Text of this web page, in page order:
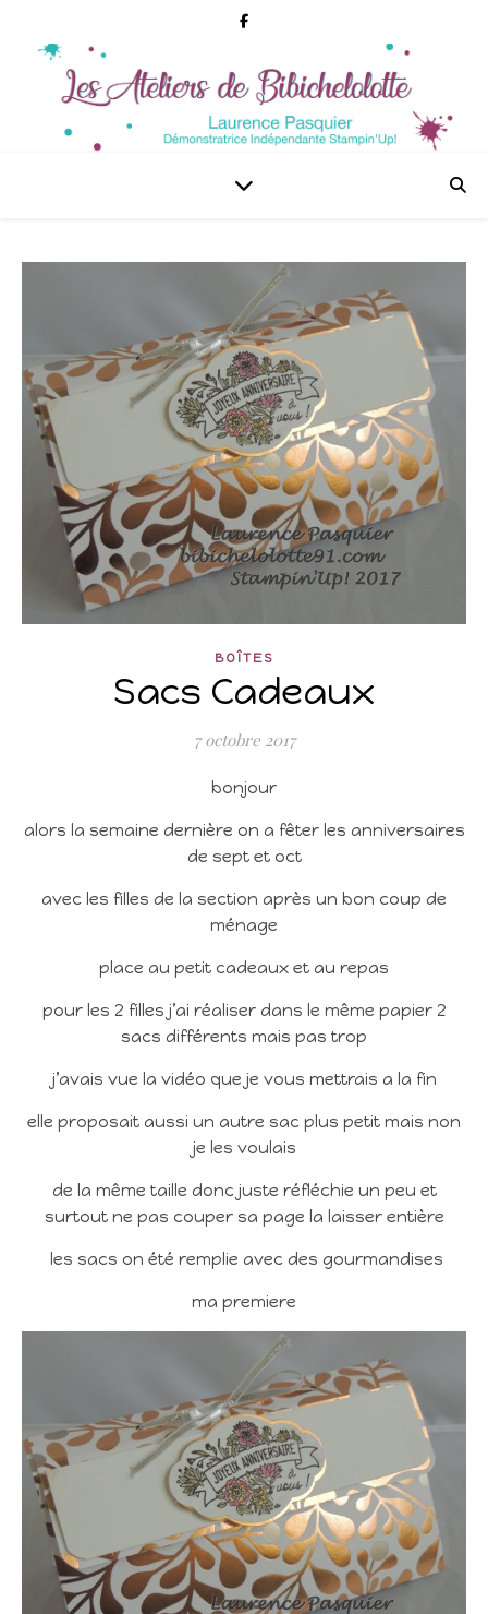
BOÎTES
Sacs Cadeaux
7 octobre 2017
bonjour
alors la semaine dernière on a fêter les anniversaires
de sept et oct
avec les filles de la section après un bon coup de
ménage
place au petit cadeaux et au repas
pour les 2 filles j’ai réaliser dans le même papier 2
sacs différents mais pas trop
j’avais vue la vidéo que je vous mettrais a la fin
elle proposait aussi un autre sac plus petit mais non
je les voulais
de la même taille donc juste réfléchie un peu et
surtout ne pas couper sa page la laisser entière
les sacs on été remplie avec des gourmandises
ma premiere